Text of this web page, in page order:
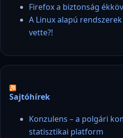
Firefox a biztonság
A Linux alapú
vette?!
Sajtóhírek
Konzulens – a polgári
statisztikai platform